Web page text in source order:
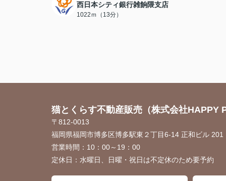
西日本シティ銀行雑餉隈支店
1022ｍ（13分）
猫とくらす不動産販売（株式会社HAPPY
〒812-0013
福岡県福岡市博多区博多駅東２丁目6-14 正和ビル 201
営業時間： 10：00～19：00
定休日： 水曜日、日曜・祝日は不定休のため要予約